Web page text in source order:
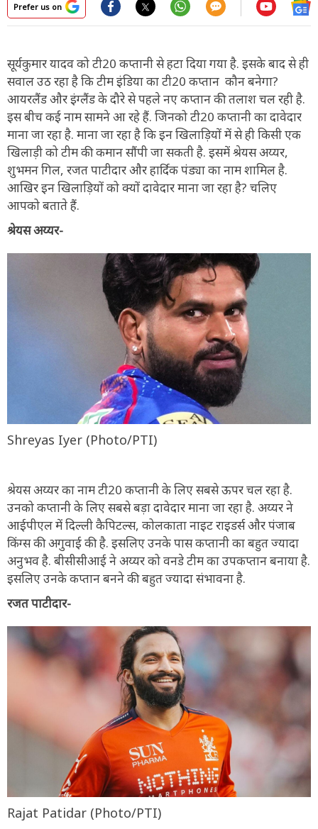
Prefer us on
सूर्यकुमार यादव को टी20 कप्तानी से हटा दिया गया है. इसके बाद से ही
सवाल उठ रहा है कि टीम इंडिया का टी20 कप्तान कौन बनेगा?
आयरलैंड और इंग्लैंड के दौरे से पहले नए कप्तान की तलाश चल रही है.
इस बीच कई नाम सामने आ रहे हैं. जिनको टी20 कप्तानी का दावेदार
माना जा रहा है. माना जा रहा है कि इन खिलाड़ियों में से ही किसी एक
खिलाड़ी को टीम की कमान सौंपी जा सकती है. इसमें श्रेयस अय्यर,
शुभमन गिल, रजत पाटीदार और हार्दिक पंड्या का नाम शामिल है.
आखिर इन खिलाड़ियों को क्यों दावेदार माना जा रहा है? चलिए
आपको बताते हैं.
श्रेयस अय्यर-
Shreyas Iyer (Photo/PTI)
श्रेयस अय्यर का नाम टी20 कप्तानी के लिए सबसे ऊपर चल रहा है.
उनको कप्तानी के लिए सबसे बड़ा दावेदार माना जा रहा है. अय्यर ने
आईपीएल में दिल्ली कैपिटल्स, कोलकाता नाइट राइडर्स और पंजाब
किंग्स की अगुवाई की है. इसलिए उनके पास कप्तानी का बहुत ज्यादा
अनुभव है. बीसीसीआई ने अय्यर को वनडे टीम का उपकप्तान बनाया है.
इसलिए उनके कप्तान बनने की बहुत ज्यादा संभावना है.
रजत पाटीदार-
Rajat Patidar (Photo/PTI)